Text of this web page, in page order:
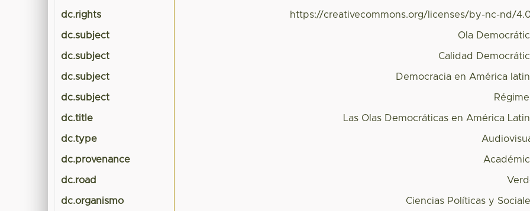
dc.rights https://creativecommons.org/licenses/by-nc-nd/
dc.subject Ola
dc.subject Calidad
dc.subject Democracia en América
dc.subject
dc.title Las Olas Democráticas en América
dc.type
dc.provenance
dc.road
dc.organismo Ciencias Políticas y